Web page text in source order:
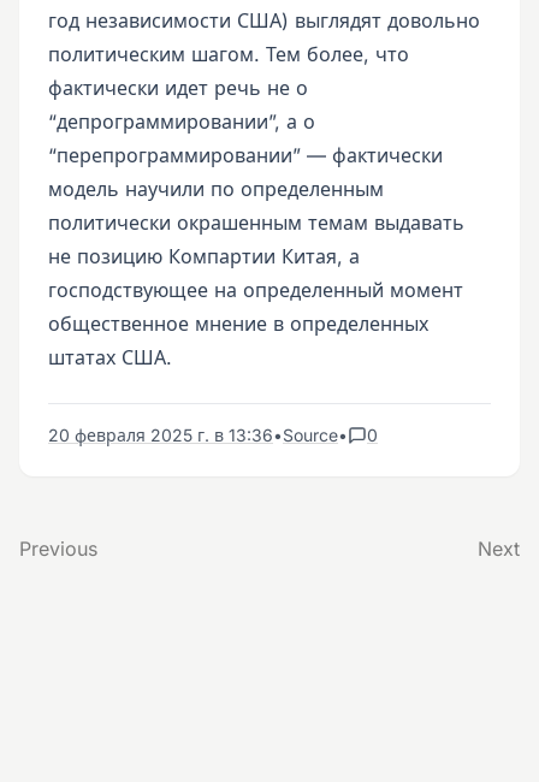
год независимости США) выглядят довольно
политическим шагом. Тем более, что
фактически идет речь не о
“депрограммировании”, а о
“перепрограммировании” — фактически
модель научили по определенным
политически окрашенным темам выдавать
не позицию Компартии Китая, а
господствующее на определенный момент
общественное мнение в определенных
штатах США.
20 февраля 2025 г. в 13:36•Source• 0
Previous Next